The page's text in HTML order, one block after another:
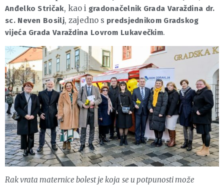
Anđelko Stričak, kao i gradonačelnik Grada Varaždina dr.
sc. Neven Bosilj, zajedno s predsjednikom Gradskog
vijeća Grada Varaždina Lovrom Lukavečkim.
Rak vrata maternice bolest je koja se u potpunosti može